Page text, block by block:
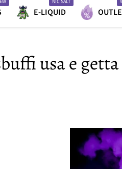
NIC SALT
E-LIQUID
usa e